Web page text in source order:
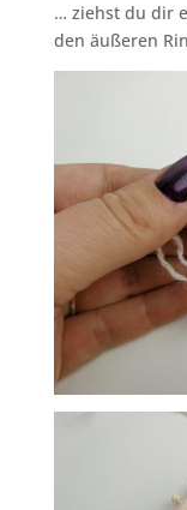
… ziehst du dir
den äußeren